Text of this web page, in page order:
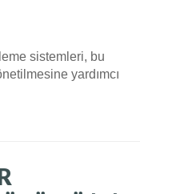
sistemleri, bu
yardımcı